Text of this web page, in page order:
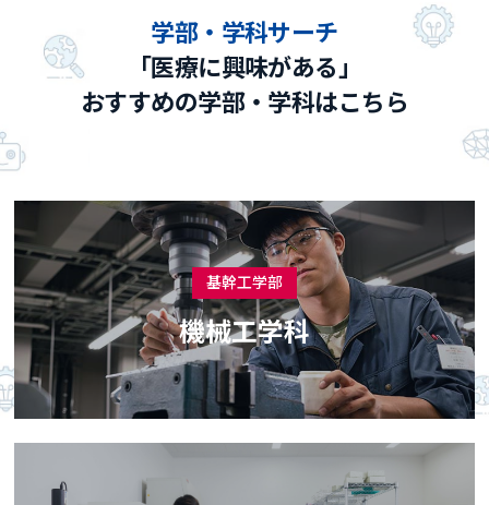
学部・学科サーチ
「医療に興味がある」
おすすめの学部・学科はこちら
基幹工学部
機械工学科